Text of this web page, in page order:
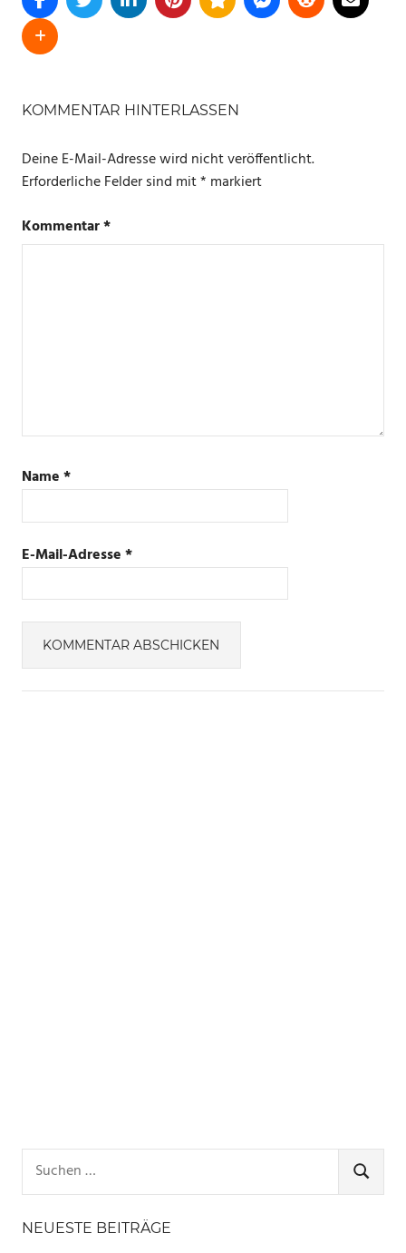
AMAZON
KOMMENTAR HINTERLASSEN
Deine E-Mail-Adresse wird nicht veröffentlicht.
Erforderliche Felder sind mit* markiert
Kommentar*
Name*
E-Mail-Adresse*
Suchen
nach:
SUCHEN
NEUESTE BEITRÄGE